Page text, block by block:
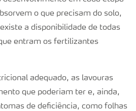
o que precisam do solo,
a disponibilidade de todas
entram os fertilizantes
adequado, as lavouras
que poderiam ter e, ainda,
de deficiência, como folhas